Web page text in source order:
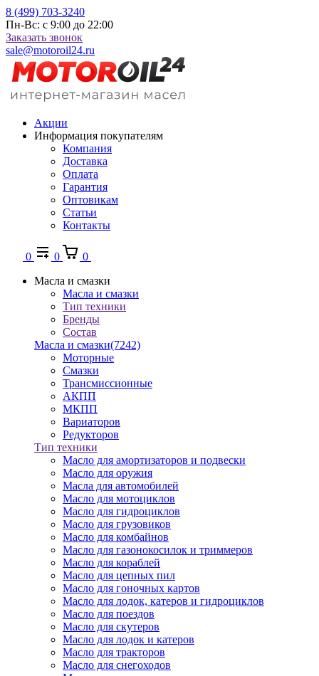
8 (499) 703-3240
Пн-Вс: с 9:00 до 22:00
Заказать звонок
sale@motoroil24.ru
Акции
Информация покупателям
Компания
Доставка
Оплата
Гарантия
Оптовикам
Статьи
Контакты
0 0
0
Масла и смазки
Масла и смазки
Тип техники
Бренды
Состав
Масла и смазки(7242)
Моторные
Смазки
Трансмиссионные
АКПП
МКПП
Вариаторов
Редукторов
Тип техники
Масло для амортизаторов и подвески
Масло для оружия
Масла для автомобилей
Масло для мотоциклов
Масло для гидроциклов
Масло для грузовиков
Масло для комбайнов
Масло для газонокосилок и триммеров
Масло для кораблей
Масло для цепных пил
Масло для гоночных картов
Масло для лодок, катеров и гидроциклов
Масло для поездов
Масло для скутеров
Масло для лодок и катеров
Масло для тракторов
Масло для снегоходов